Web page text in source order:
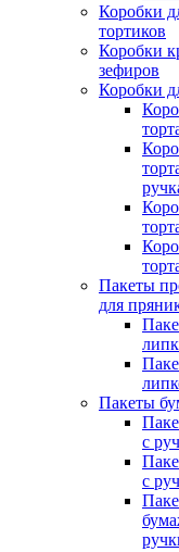
Коробки
тортиков
Коробки
зефиров
Коробки
Пакеты
для
Пакеты
с
с